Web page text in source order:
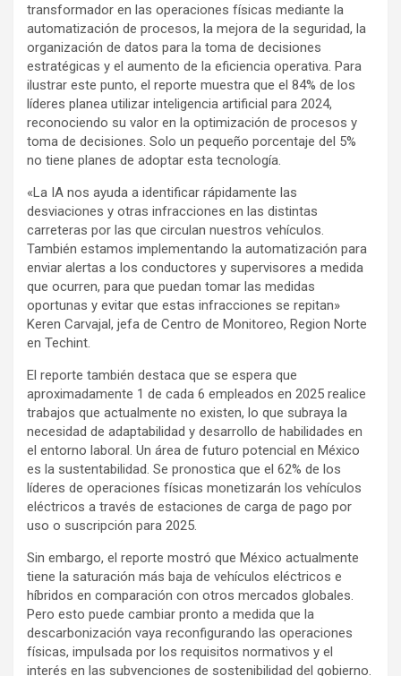
transformador en las operaciones físicas mediante la
automatización de procesos, la mejora de la seguridad, la
organización de datos para la toma de decisiones
estratégicas y el aumento de la eficiencia operativa. Para
ilustrar este punto, el reporte muestra que el 84% de los
líderes planea utilizar inteligencia artificial para 2024,
reconociendo su valor en la optimización de procesos y
toma de decisiones. Solo un pequeño porcentaje del 5%
no tiene planes de adoptar esta tecnología.
«La IA nos ayuda a identificar rápidamente las
desviaciones y otras infracciones en las distintas
carreteras por las que circulan nuestros vehículos.
También estamos implementando la automatización para
enviar alertas a los conductores y supervisores a medida
que ocurren, para que puedan tomar las medidas
oportunas y evitar que estas infracciones se repitan»
Keren Carvajal, jefa de Centro de Monitoreo, Region Norte
en Techint.
El reporte también destaca que se espera que
aproximadamente 1 de cada 6 empleados en 2025 realice
trabajos que actualmente no existen, lo que subraya la
necesidad de adaptabilidad y desarrollo de habilidades en
el entorno laboral. Un área de futuro potencial en México
es la sustentabilidad. Se pronostica que el 62% de los
líderes de operaciones físicas monetizarán los vehículos
eléctricos a través de estaciones de carga de pago por
uso o suscripción para 2025.
Sin embargo, el reporte mostró que México actualmente
tiene la saturación más baja de vehículos eléctricos e
híbridos en comparación con otros mercados globales.
Pero esto puede cambiar pronto a medida que la
descarbonización vaya reconfigurando las operaciones
físicas, impulsada por los requisitos normativos y el
interés en las subvenciones de sostenibilidad del gobierno.